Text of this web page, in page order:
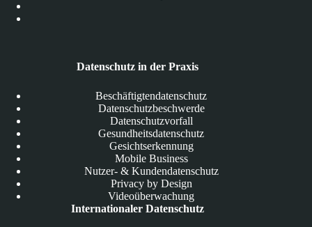
Datenschutz in der Praxis
Beschäftigtendatenschutz
Datenschutzbeschwerde
Datenschutzvorfall
Gesundheitsdatenschutz
Gesichtserkennung
Mobile Business
Nutzer- & Kundendatenschutz
Privacy by Design
Videoüberwachung
Internationaler Datenschutz